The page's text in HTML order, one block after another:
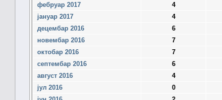
фебруар 2017
4
јануар 2017
4
децембар 2016
6
новембар 2016
7
октобар 2016
7
септембар 2016
6
август 2016
4
јул 2016
0